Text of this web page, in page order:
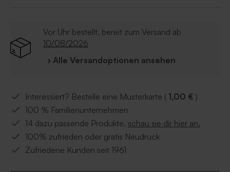
Vor Uhr bestellt, bereit zum Versand ab
10/08/2026
› Alle Versandoptionen ansehen
Interessiert? Bestelle eine Musterkarte ( 1,00 € )
100 % Familienunternehmen
14 dazu passende Produkte, schau sie dir hier an.
100% zufrieden oder gratis Neudruck
Zufriedene Kunden seit 1961